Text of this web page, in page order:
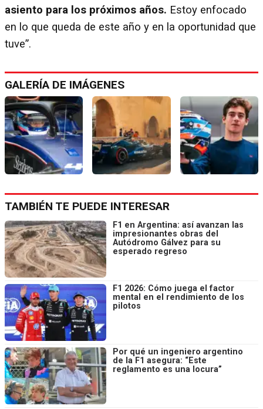
asiento para los próximos años. Estoy enfocado
en lo que queda de este año y en la oportunidad que
tuve”.
GALERÍA DE IMÁGENES
TAMBIÉN TE PUEDE INTERESAR
F1 en Argentina: así avanzan las
impresionantes obras del
Autódromo Gálvez para su
esperado regreso
F1 2026: Cómo juega el factor
mental en el rendimiento de los
pilotos
Por qué un ingeniero argentino
de la F1 asegura: “Este
reglamento es una locura”